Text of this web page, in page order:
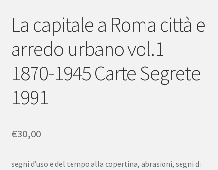
La capitale a Roma città e
arredo urbano vol.1
1870-1945 Carte Segrete
1991
€30,00
segni d’uso e del tempo alla copertina, abrasioni, segni di